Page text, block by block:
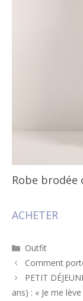
Robe brodée
ACHETER
Catégories
Outfit
Navigation
des
Comment
PETIT
ans) : « Je me